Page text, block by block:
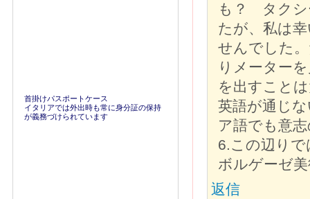
も？ タクシ
たが、私は
せんでした
りメーター
を出すこと
英語が通じ
ア語でも意
6.この辺り
ボルゲーゼ
返信
首掛けパスポートケース
イタリアでは外出時も常に身分証の保持
が義務づけられています